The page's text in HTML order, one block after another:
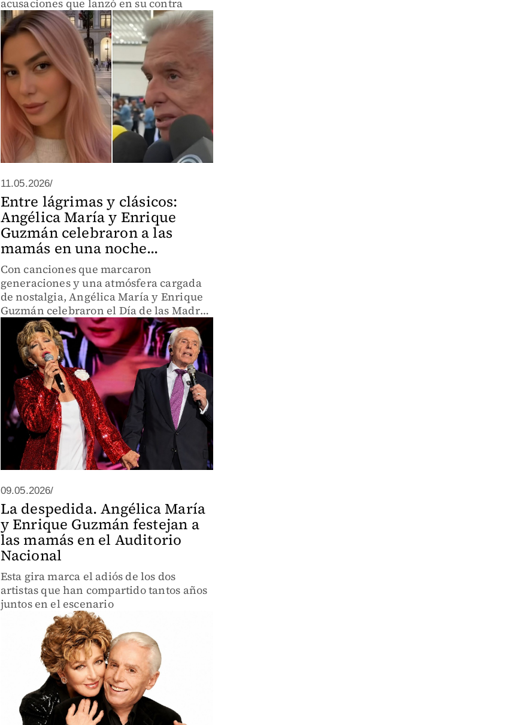
acusaciones que lanzó en su contra
11.05.2026/
Entre lágrimas y clásicos:
Angélica María y Enrique
Guzmán celebraron a las
mamás en una noche...
Con canciones que marcaron
generaciones y una atmósfera cargada
de nostalgia, Angélica María y Enrique
Guzmán celebraron el Día de las Madres
en el Auditorio Nacional, escenario de
emociones, recuerdos y aplausos que se
robaron la noche.
09.05.2026/
La despedida. Angélica María
y Enrique Guzmán festejan a
las mamás en el Auditorio
Nacional
Esta gira marca el adiós de los dos
artistas que han compartido tantos años
juntos en el escenario